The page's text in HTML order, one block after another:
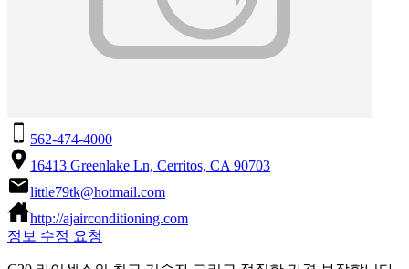
562-474-4000
16413 Greenlake Ln, Cerritos, CA 90703
little79tk@hotmail.com
http://ajairconditioning.com
정보 수정 요청